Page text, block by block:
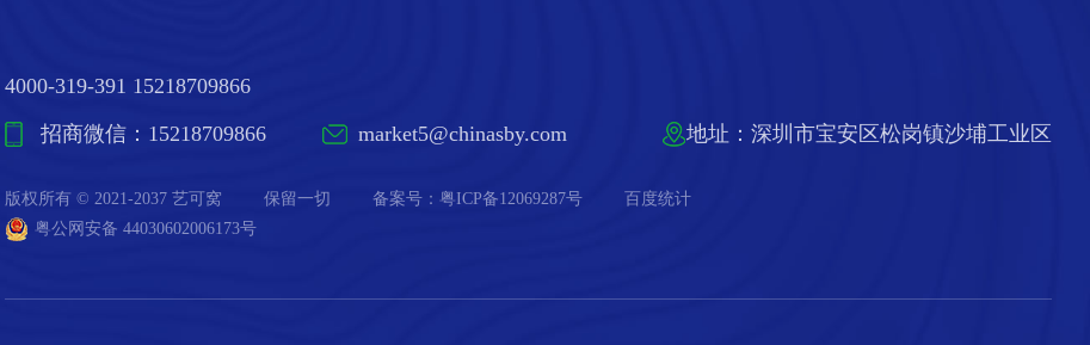
4000-319-391 15218709866
招商微信：15218709866
market5@chinasby.com 地址：深圳市宝安区松岗镇沙埔工业区
版权所有 © 2021-2037 艺可窝 保留一切 备案号：粤ICP备12069287号
百度统计
粤公网安备 44030602006173号